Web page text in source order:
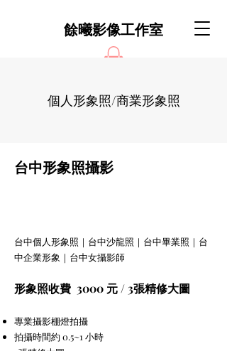
餘曦影像工作室
個人形象照/商業形象照
台中形象照攝影
台中個人形象照｜台中沙龍照｜台中畢業照｜台
中企業形象｜台中女攝影師
形象照收費 3000 元 / 3張精修大圖
專業攝影棚燈拍攝
拍攝時間約 0.5~1 小時